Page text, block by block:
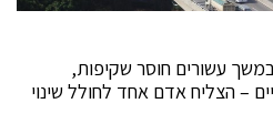
עשורים חוסר שקיפות,
– הצליח אדם אחד לחולל שינוי